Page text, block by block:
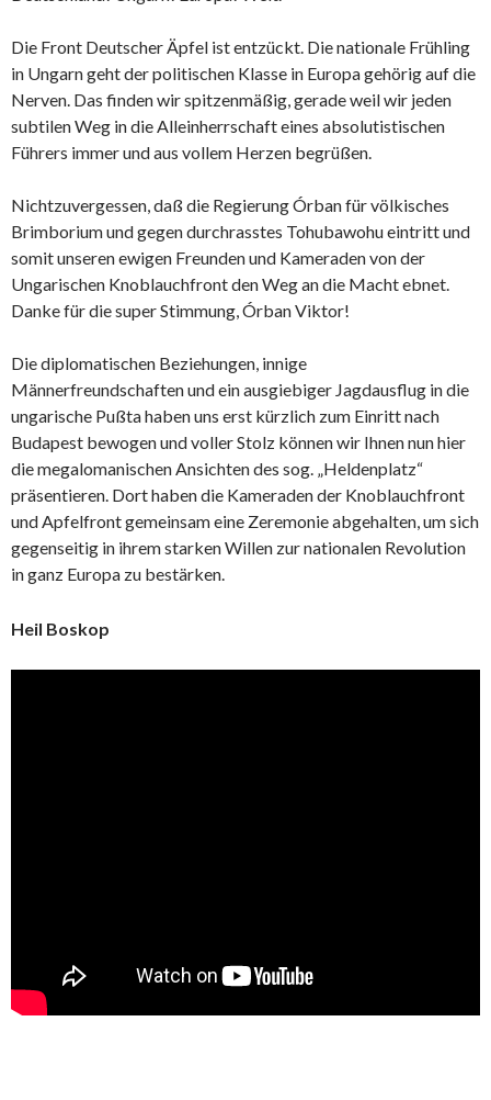
Die Front Deutscher Äpfel ist entzückt. Die nationale Frühling
in Ungarn geht der politischen Klasse in Europa gehörig auf die
Nerven. Das finden wir spitzenmäßig, gerade weil wir jeden
subtilen Weg in die Alleinherrschaft eines absolutistischen
Führers immer und aus vollem Herzen begrüßen.
Nichtzuvergessen, daß die Regierung Órban für völkisches
Brimborium und gegen durchrasstes Tohubawohu eintritt und
somit unseren ewigen Freunden und Kameraden von der
Ungarischen Knoblauchfront den Weg an die Macht ebnet.
Danke für die super Stimmung, Órban Viktor!
Die diplomatischen Beziehungen, innige
Männerfreundschaften und ein ausgiebiger Jagdausflug in die
ungarische Pußta haben uns erst kürzlich zum Einritt nach
Budapest bewogen und voller Stolz können wir Ihnen nun hier
die megalomanischen Ansichten des sog. „Heldenplatz“
präsentieren. Dort haben die Kameraden der Knoblauchfront
und Apfelfront gemeinsam eine Zeremonie abgehalten, um sich
gegenseitig in ihrem starken Willen zur nationalen Revolution
in ganz Europa zu bestärken.
Heil Boskop